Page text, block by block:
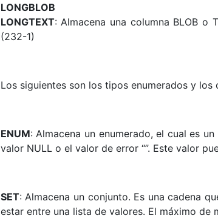
LONGBLOB
LONGTEXT: Almacena una columna BLOB o
(232-1)
Los siguientes son los tipos enumerados y los
ENUM: Almacena un enumerado, el cual es
valor NULL o el valor de error “”. Este valor
SET: Almacena un conjunto. Es una cadena
estar entre una lista de valores. El máximo de